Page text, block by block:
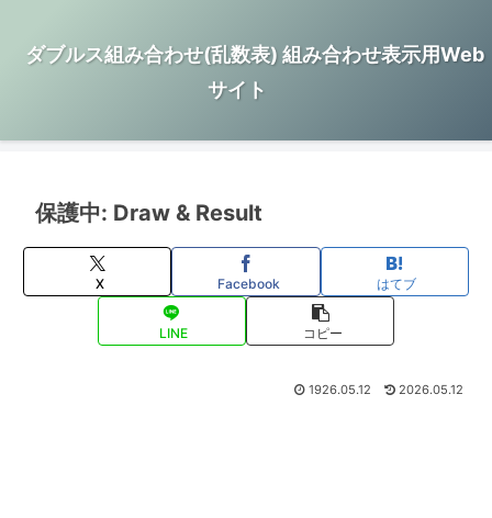
ダブルス組み合わせ(乱数表) 組み合わせ表示用Web
サイト
保護中: Draw & Result
X Facebook はてブ
LINE コピー
1926.05.12 2026.05.12